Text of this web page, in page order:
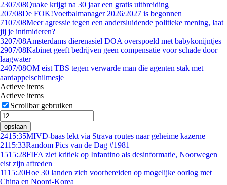
2307/08Quake krijgt na 30 jaar een gratis uitbreiding
207/08De FOK!Voetbalmanager 2026/2027 is begonnen
7107/08Meer agressie tegen een andersluidende politieke mening, laat
jij je intimideren?
3207/08Amsterdams dierenasiel DOA overspoeld met babykonijntjes
2907/08Kabinet geeft bedrijven geen compensatie voor schade door
laagwater
2407/08OM eist TBS tegen verwarde man die agenten stak met
aardappelschilmesje
Actieve items
Actieve items
Scrollbar gebruiken
opslaan
2415:35MIVD-baas lekt via Strava routes naar geheime kazerne
2115:33Random Pics van de Dag #1981
1515:28FIFA ziet kritiek op Infantino als desinformatie, Noorwegen
eist zijn aftreden
1115:20Hoe 30 landen zich voorbereiden op mogelijke oorlog met
China en Noord-Korea